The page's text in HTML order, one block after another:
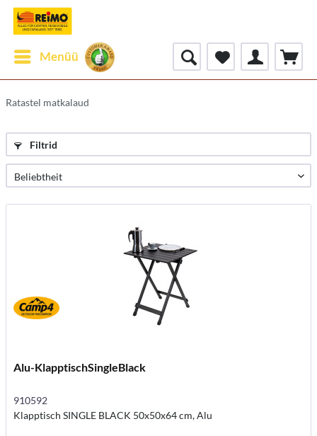
Menüü
Ratastel matkalaud
Filtrid
Alu-KlapptischSingleBlack
910592
Klapptisch SINGLE BLACK 50x50x64 cm, Alu